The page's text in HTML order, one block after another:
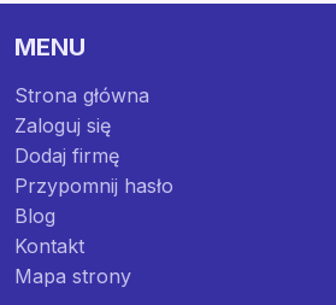
MENU
Strona główna
Zaloguj się
Dodaj firmę
Przypomnij hasło
Blog
Kontakt
Mapa strony